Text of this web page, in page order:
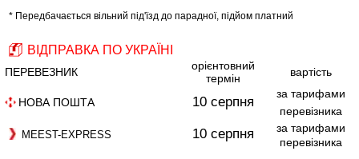
* Передбачається вільний під'їзд до парадної, підйом платний
ВІДПРАВКА ПО УКРАЇНІ
ПЕРЕВЕЗНИК
орієнтовний
термін
вартість
НОВА ПОШТА 10 серпня
за тарифами
перевізника
MEEST-EXPRESS 10 серпня
за тарифами
перевізника